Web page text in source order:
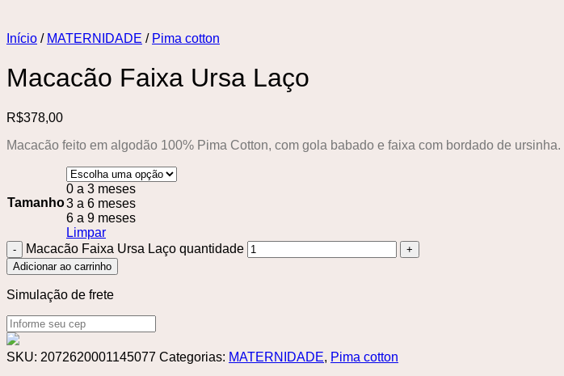
Início / MATERNIDADE / Pima cotton
Macacão Faixa Ursa Laço
R$378,00
Macacão feito em algodão 100% Pima Cotton, com gola babado e faixa com bordado de ursinha.
Tamanho
0 a 3 meses
3 a 6 meses
6 a 9 meses
Limpar
Macacão Faixa Ursa Laço quantidade
Adicionar ao carrinho
Simulação de frete
SKU: 2072620001145077 Categorias: MATERNIDADE, Pima cotton